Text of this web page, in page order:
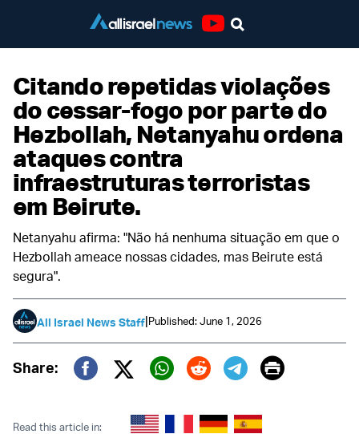
Citando repetidas violações
do cessar-fogo por parte do
Hezbollah, Netanyahu ordena
ataques contra
infraestruturas terroristas
em Beirute.
Netanyahu afirma: "Não há nenhuma situação em que o
Hezbollah ameace nossas cidades, mas Beirute está
segura".
All Israel News Staff|Published: June 1, 2026
Share:
Twitter (X)
Print
Read this article in: